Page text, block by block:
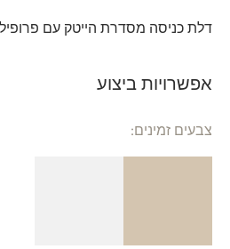
דלת כניסה מסדרת הייטק עם פרופילי
אפשרויות ביצוע
צבעים זמינים: